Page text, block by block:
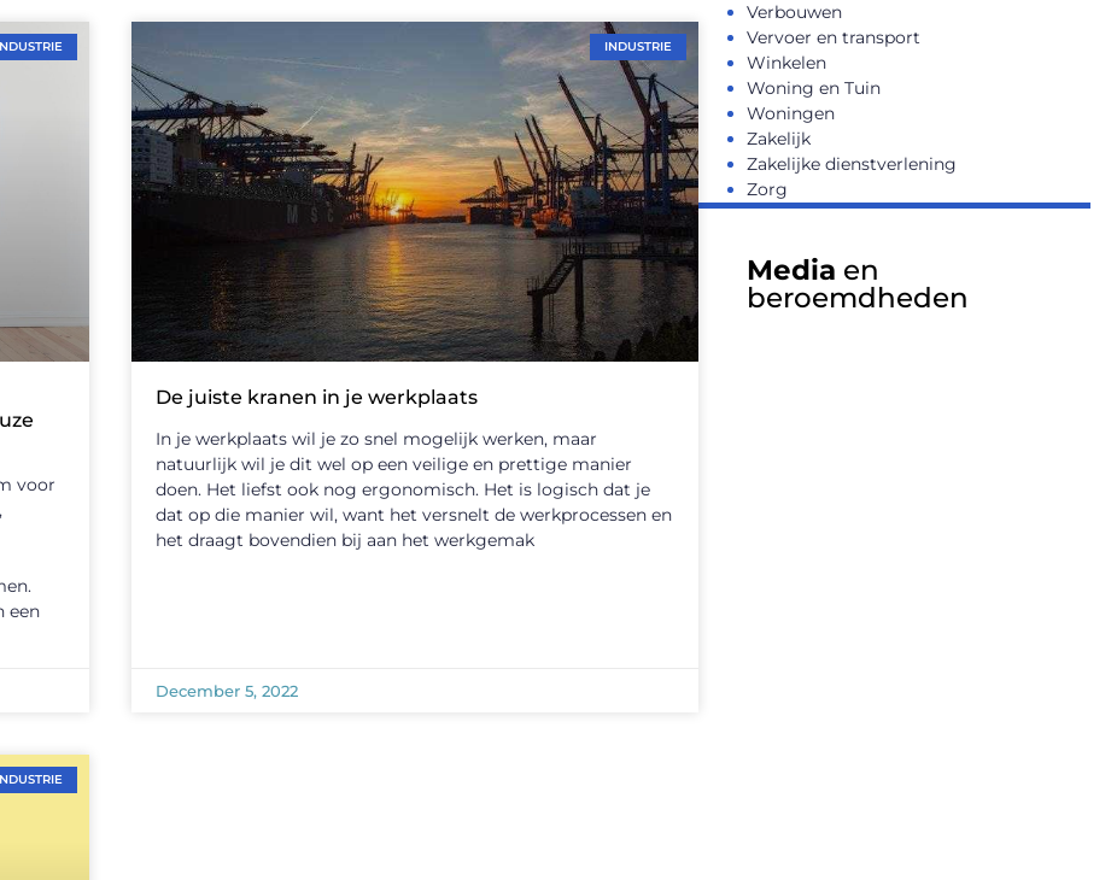
Verbouwen
Vervoer en transport
Winkelen
Woning en Tuin
Woningen
Zakelijk
Zakelijke dienstverlening
Zorg
Media en
beroemdheden
voor
een
INDUSTRIE
De juiste kranen in je werkplaats
In je werkplaats wil je zo snel mogelijk werken, maar
natuurlijk wil je dit wel op een veilige en prettige manier
doen. Het liefst ook nog ergonomisch. Het is logisch dat je
dat op die manier wil, want het versnelt de werkprocessen en
het draagt bovendien bij aan het werkgemak
December 5, 2022